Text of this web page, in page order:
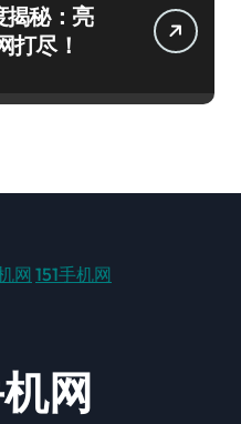
揭秘：亮
打尽！
网 151手机网
网